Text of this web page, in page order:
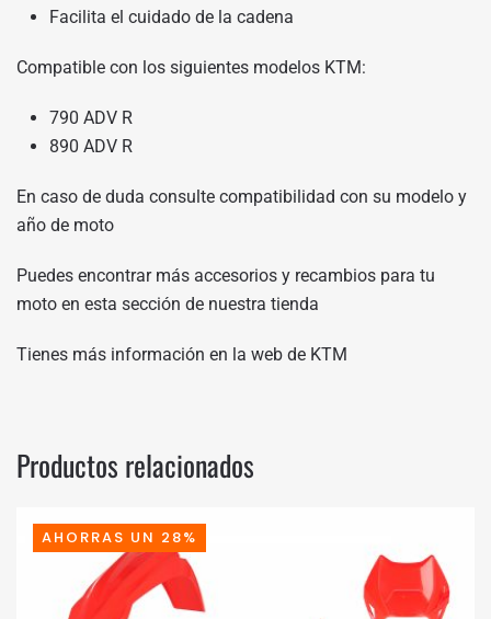
Facilita el cuidado de la cadena
Compatible con los siguientes modelos KTM:
790 ADV R
890 ADV R
En caso de duda consulte compatibilidad con su modelo y
año de moto
Puedes encontrar más accesorios y recambios para tu
moto en esta sección de nuestra tienda
Tienes más información en la web de KTM
Productos relacionados
AHORRAS UN 28%